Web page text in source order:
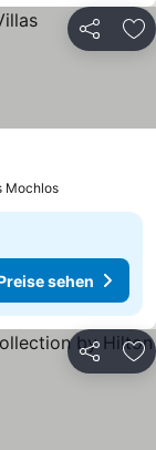
Teilen
Mochlos
sehen
Teilen